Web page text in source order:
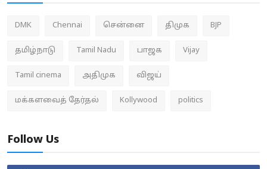
DMK Chennai சென்னை திமுக BJP
தமிழ்நாடு Tamil Nadu பாஜக Vijay
Tamil cinema அதிமுக விஜய்
மக்களவைத் தேர்தல் Kollywood politics
Follow Us